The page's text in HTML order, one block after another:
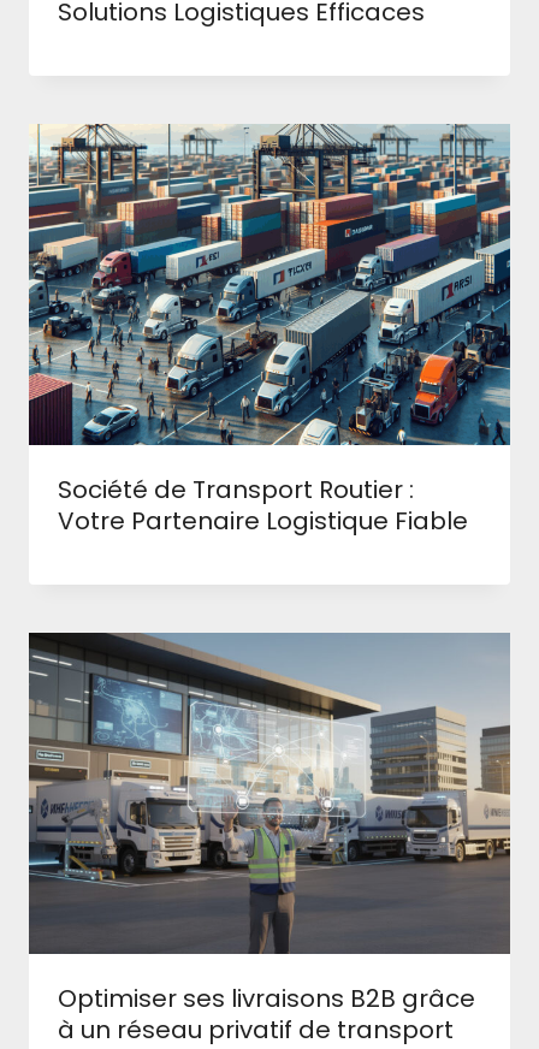
Solutions Logistiques Efficaces
Société de Transport Routier :
Votre Partenaire Logistique Fiable
Optimiser ses livraisons B2B grâce
à un réseau privatif de transport